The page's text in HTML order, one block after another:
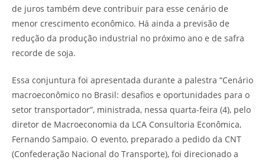
de juros também deve contribuir para esse cenário de
menor crescimento econômico. Há ainda a previsão de
redução da produção industrial no próximo ano e de safra
recorde de soja.
Essa conjuntura foi apresentada durante a palestra “Cenário
macroeconômico no Brasil: desafios e oportunidades para o
setor transportador”, ministrada, nessa quarta-feira (4), pelo
diretor de Macroeconomia da LCA Consultoria Econômica,
Fernando Sampaio. O evento, preparado a pedido da CNT
(Confederação Nacional do Transporte), foi direcionado a